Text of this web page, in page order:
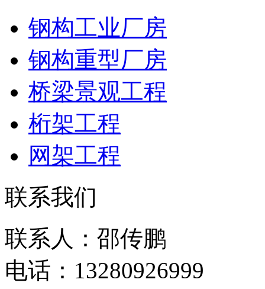
钢构工业厂房
钢构重型厂房
桥梁景观工程
桁架工程
网架工程
联系我们
联系人：邵传鹏
电话：13280926999